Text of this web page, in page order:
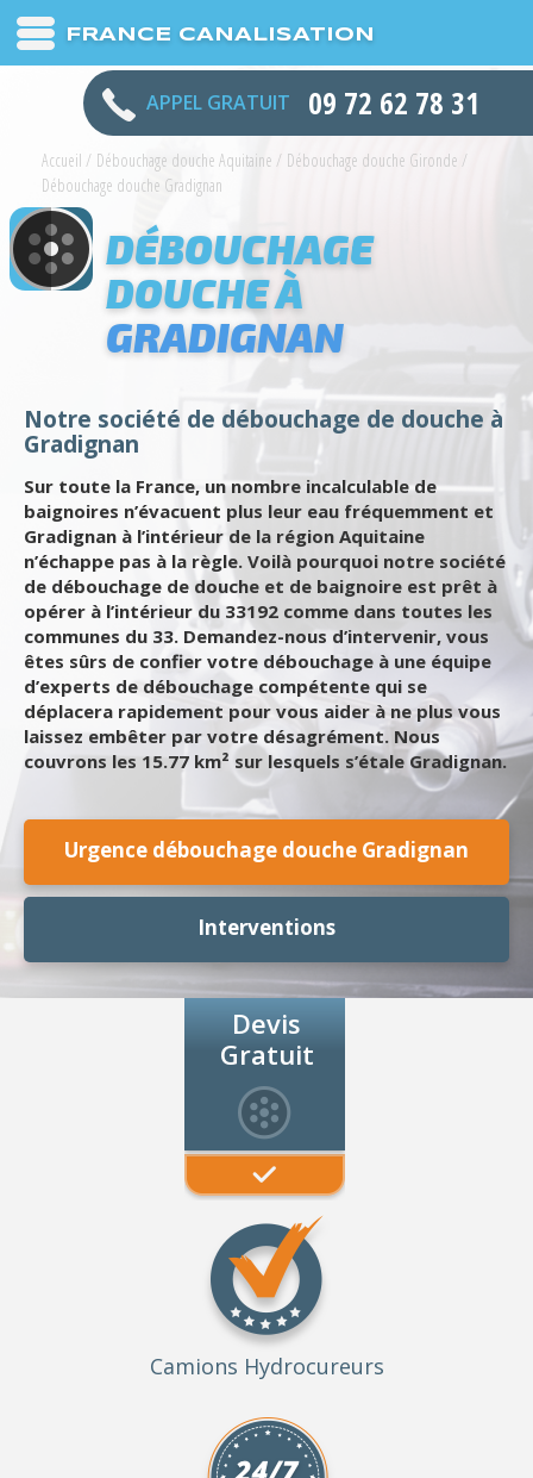
FRANCE CANALISATION
APPEL GRATUIT 09 72 62 78 31
Accueil / Débouchage douche Aquitaine / Débouchage douche Gironde /
Débouchage douche Gradignan
DÉBOUCHAGE
DOUCHE À
GRADIGNAN
Notre société de débouchage de douche à
Gradignan
Sur toute la France, un nombre incalculable de
baignoires n’évacuent plus leur eau fréquemment et
Gradignan à l’intérieur de la région Aquitaine
n’échappe pas à la règle. Voilà pourquoi notre société
de débouchage de douche et de baignoire est prêt à
opérer à l’intérieur du 33192 comme dans toutes les
communes du 33. Demandez-nous d’intervenir, vous
êtes sûrs de confier votre débouchage à une équipe
d’experts de débouchage compétente qui se
déplacera rapidement pour vous aider à ne plus vous
laissez embêter par votre désagrément. Nous
couvrons les 15.77 km² sur lesquels s’étale Gradignan.
Urgence débouchage douche Gradignan
Interventions
Devis
Gratuit
Camions Hydrocureurs